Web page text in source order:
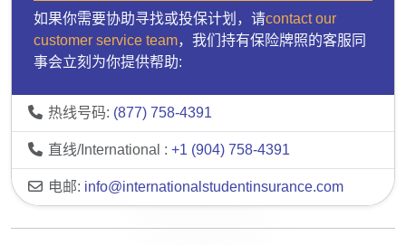
如果你需要协助寻找或投保计划，请contact our
customer service team，我们持有保险牌照的客服同
事会立刻为你提供帮助:
热线号码: (877) 758-4391
直线/International : +1 (904) 758-4391
电邮: info@internationalstudentinsurance.com